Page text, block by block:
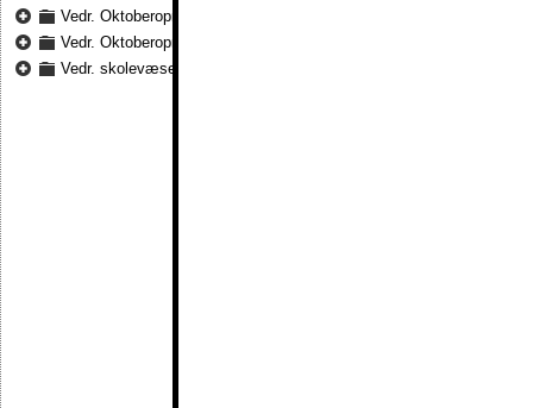
Vedr. Oktoberoprøret 1878 på St. Croix 1878 - 1879
Vedr. Oktoberoprøret 1878 på St. Croix 1880 - 1884
Vedr. skolevæsenet på St. Croix 1881 - 1883